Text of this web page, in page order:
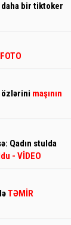
daha bir tiktoker
özlərini maşının
Qadın stulda
- VİDEO
TƏMİR